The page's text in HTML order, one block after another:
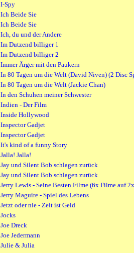
I-Spy
Ich Beide Sie
Ich Beide Sie
Ich, du und der Andere
Im Dutzend billiger 1
Im Dutzend billiger 2
Immer Ärger mit den Paukern
In 80 Tagen um die Welt (David Niven) (2 Disc
In 80 Tagen um die Welt (Jackie Chan)
In den Schuhen meiner Schwester
Indien - Der Film
Inside Hollywood
Inspector Gadjet
Inspector Gadjet
It's kind of a funny Story
Jalla! Jalla!
Jay und Silent Bob schlagen zurück
Jay und Silent Bob schlagen zurück
Jerry Lewis - Seine Besten Filme (6x Filme auf
Jerry Maguire - Spiel des Lebens
Jetzt oder nie - Zeit ist Geld
Jocks
Joe Dreck
Joe Jedermann
Julie & Julia